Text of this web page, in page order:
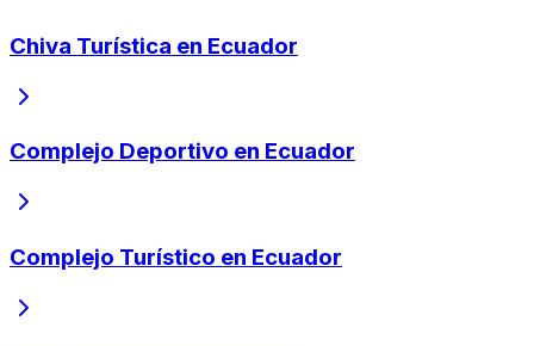
Chiva Turística en Ecuador
Complejo Deportivo en Ecuador
Complejo Turístico en Ecuador